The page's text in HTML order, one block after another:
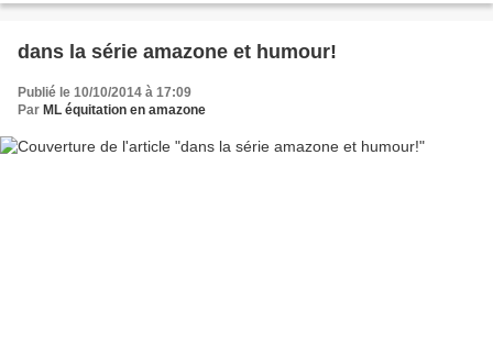
dans la série amazone et humour!
Publié le 10/10/2014 à 17:09
Par ML équitation en amazone